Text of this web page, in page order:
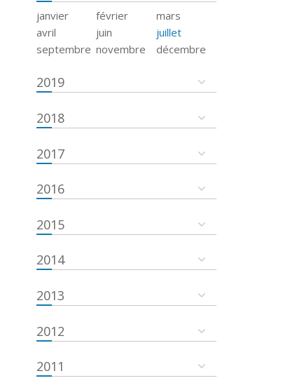
janvier février
mars
avril
juin
juillet
septembre novembre décembre
2019
2018
2017
2016
2015
2014
2013
2012
2011